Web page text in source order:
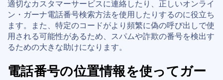
適切なカスタマーサービスに連絡したり、正しいオンライ
ン・ガーナ電話番号検索方法を使用したりするのに役立ち
ます。また、特定のコードがより頻繁に偽の呼び出しで使
用される可能性があるため、スパムや詐欺の番号を検出す
るための大きな助けになります。
電話番号の位置情報を使ってガー